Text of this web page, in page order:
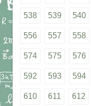
538 539 540
556 557 558
574 575 576
592 593 594
610 611 612